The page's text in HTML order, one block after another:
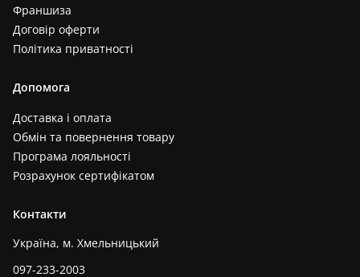
Франшиза
Договір оферти
Політика приватності
Допомога
Доставка і оплата
Обмін та повернення товару
Програма лояльності
Розрахунок сертифікатом
Контакти
Україна, м. Хмельницький
097-233-2003